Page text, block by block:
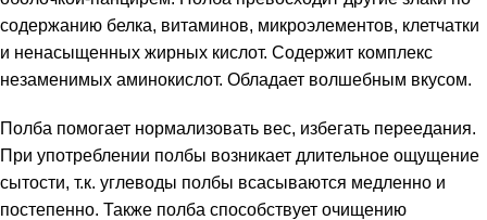
содержанию белка, витаминов, микроэлементов, клетчатки
и ненасыщенных жирных кислот. Содержит комплекс
незаменимых аминокислот. Обладает волшебным вкусом.
Полба помогает нормализовать вес, избегать переедания.
При употреблении полбы возникает длительное ощущение
сытости, т.к. углеводы полбы всасываются медленно и
постепенно. Также полба способствует очищению